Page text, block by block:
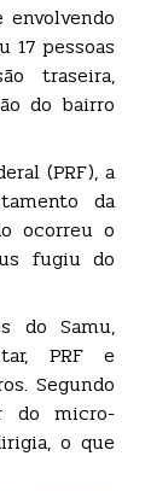
pessoas
traseira,
do bairro
(PRF), a
da
ocorreu o
fugiu do
do Samu,
PRF e
Segundo
do micro-
o que